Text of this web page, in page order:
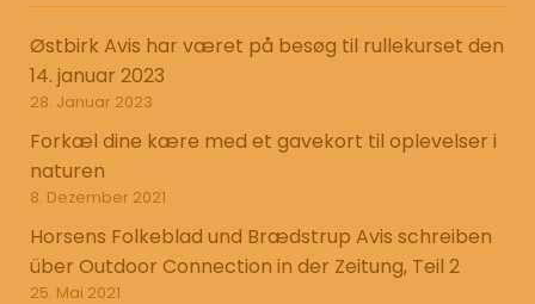
Østbirk Avis har været på besøg til rullekurset den
14. januar 2023
28. Januar 2023
Forkæl dine kære med et gavekort til oplevelser i
naturen
8. Dezember 2021
Horsens Folkeblad und Brædstrup Avis schreiben
über Outdoor Connection in der Zeitung, Teil 2
25. Mai 2021